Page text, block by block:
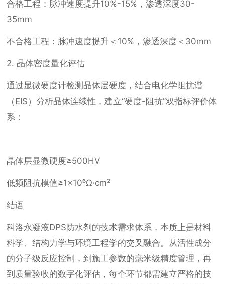
合格工程：脉冲速度提升10%-15%，渗透深度30-
35mm
不合格工程：脉冲速度提升＜10%，渗透深度＜30mm
2. 晶体密度量化评估
通过显微硬度计检测晶体层硬度，结合电化学阻抗谱
（EIS）分析晶体连续性，建立“硬度-阻抗”双指标评价体
系：
晶体层显微硬度≥500HV
低频阻抗模值≥1×10⁶Ω·cm²
结语
科洛永凝液DPS防水剂的技术需求体系，本质上是材料
科学、结构力学与环境工程学的交叉融合。从活性成分
的分子级反应控制，到施工参数的毫米级精度管理，再
到质量验收的数字化评估，每个环节都需建立严格的技